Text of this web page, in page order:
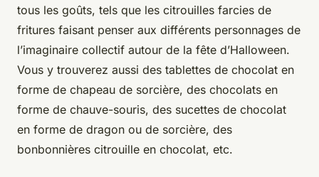
tous les goûts, tels que les citrouilles farcies de
fritures faisant penser aux différents personnages de
l’imaginaire collectif autour de la fête d’Halloween.
Vous y trouverez aussi des tablettes de chocolat en
forme de chapeau de sorcière, des chocolats en
forme de chauve-souris, des sucettes de chocolat
en forme de dragon ou de sorcière, des
bonbonnières citrouille en chocolat, etc.